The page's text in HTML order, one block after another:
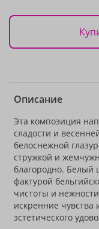
Описание
Эта композиция
сладости и
белоснежной
стружкой и
благородно. Белый
фактурой
чистоты и
искренние чувства
эстетического